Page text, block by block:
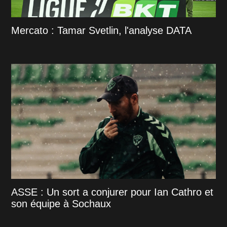
Mercato : Tamar Svetlin, l'analyse DATA
ASSE : Un sort a conjurer pour Ian Cathro et
son équipe à Sochaux